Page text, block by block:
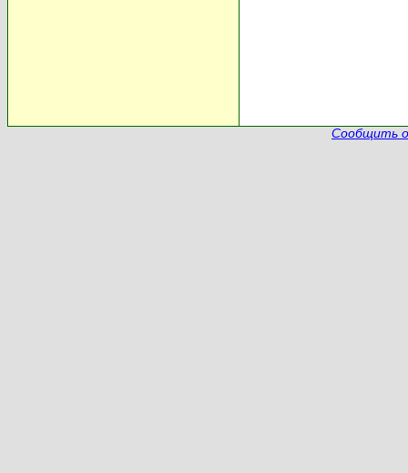
Сообщить о